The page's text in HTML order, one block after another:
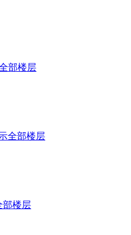
部楼层
全部楼层
部楼层